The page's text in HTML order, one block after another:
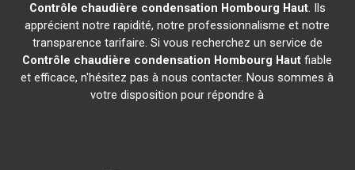
Contrôle chaudière condensation Hombourg Haut. Ils
apprécient notre rapidité, notre professionnalisme et notre
transparence tarifaire. Si vous recherchez un service de
Contrôle chaudière condensation Hombourg Haut fiable
et efficace, n'hésitez pas à nous contacter. Nous sommes à
votre disposition pour répondre à